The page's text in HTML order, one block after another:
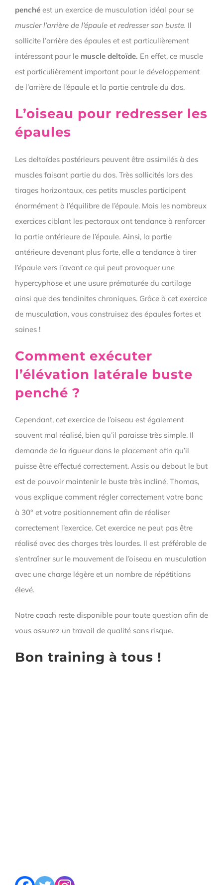
penchéest un exercice de musculation idéal pour se
muscler l’arrière de l’épaule et redresser son buste. Il
sollicite l’arrière des épaules et est particulièrement
intéressant pour le muscle deltoïde. En effet, ce muscle
est particulièrement important pour le développement
de l’arrière de l’épaule et la partie centrale du dos.
L’oiseau pour redresser les
épaules
Les deltoïdes postérieurs peuvent être assimilés à des
muscles faisant partie du dos. Très sollicités lors des
tirages horizontaux, ces petits muscles participent
énormément à l’équilibre de l’épaule. Mais les nombreux
exercices ciblant les pectoraux ont tendance à renforcer
la partie antérieure de l’épaule. Ainsi, la partie
antérieure devenant plus forte, elle a tendance à tirer
l’épaule vers l’avant ce qui peut provoquer une
hypercyphose et une usure prématurée du cartilage
ainsi que des tendinites chroniques. Grâce à cet exercice
de musculation, vous construisez des épaules fortes et
saines !
Comment exécuter
l’élévation latérale buste
penché ?
Cependant, cet exercice de l’oiseau est également
souvent mal réalisé, bien qu’il paraisse très simple. Il
demande de la rigueur dans le placement afin qu’il
puisse être effectué correctement. Assis ou debout le but
est de pouvoir maintenir le buste très incliné. Thomas,
vous explique comment régler correctement votre banc
à 30° et votre positionnement afin de réaliser
correctement l’exercice. Cet exercice ne peut pas être
réalisé avec des charges très lourdes. Il est préférable de
s’entraîner sur le mouvement de l’oiseau en musculation
avec une charge légère et un nombre de répétitions
élevé.
Notre coach reste disponible pour toute question afin de
vous assurez un travail de qualité sans risque.
Bon training à tous !